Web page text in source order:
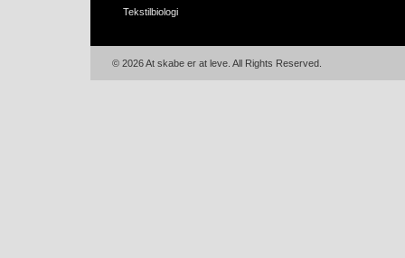
Tekstilbiologi
© 2026 At skabe er at leve. All Rights Reserved.